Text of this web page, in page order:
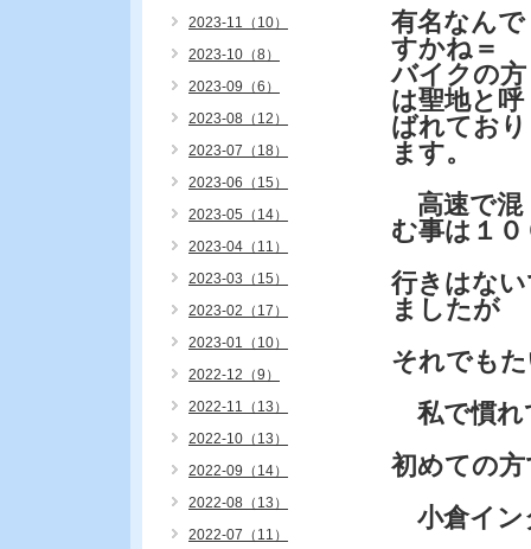
有名なんで
すかね＝
バイクの方
は聖地と呼
ばれており
ます。
高速で混
む事は１
行きはな
ましたが
それでも
私で慣れ
初めての
小倉イン
2023-11（10）
2023-10（8）
2023-09（6）
2023-08（12）
2023-07（18）
2023-06（15）
2023-05（14）
2023-04（11）
2023-03（15）
2023-02（17）
2023-01（10）
2022-12（9）
2022-11（13）
2022-10（13）
2022-09（14）
2022-08（13）
2022-07（11）